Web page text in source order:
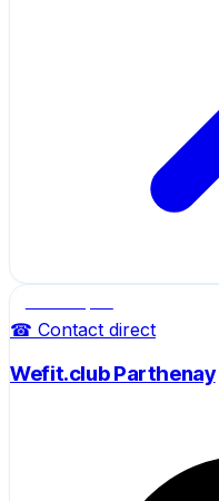
☎ Contact direct
Wefit.club Parthenay